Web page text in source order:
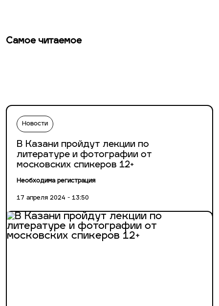
Самое читаемое
Новости
В Казани пройдут лекции по
литературе и фотографии от
московских спикеров 12+
Необходима регистрация
17 апреля 2024 - 13:50